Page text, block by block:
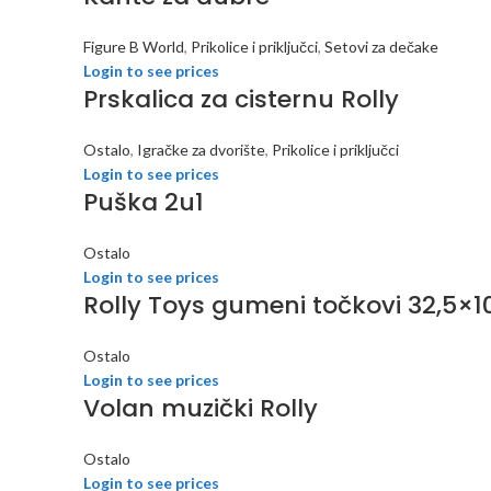
Figure B World, Prikolice i priključci, Setovi za dečake
Login to see prices
Prskalica za cisternu Rolly
Ostalo, Igračke za dvorište, Prikolice i priključci
Login to see prices
Puška 2u1
Ostalo
Login to see prices
Rolly Toys gumeni točkovi
Ostalo
Login to see prices
Volan muzički Rolly
Ostalo
Login to see prices